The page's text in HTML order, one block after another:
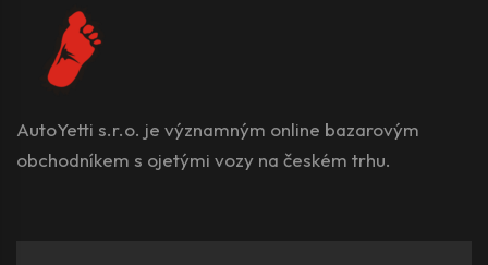
AutoYetti s.r.o. je významným online bazarovým
obchodníkem s ojetými vozy na českém trhu.